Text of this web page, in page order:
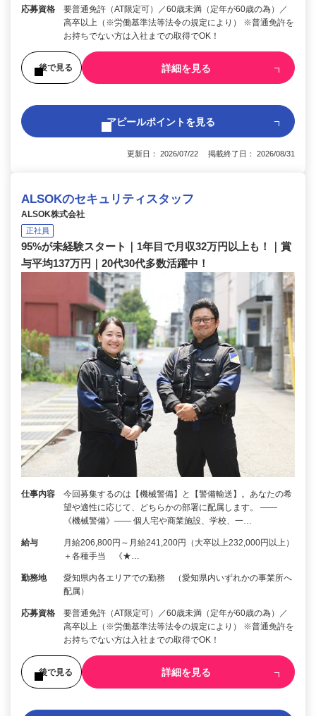
応募資格
要普通免許（AT限定可）／60歳未満（定年が60歳の為）／
高卒以上（※労働基準法等法令の規定により） ※普通免許を
お持ちでない方は入社までの取得でOK！
後で見る 詳細を見る
アピールポイントを見る
更新日： 2026/07/22 掲載終了日： 2026/08/31
ALSOKのセキュリティスタッフ
ALSOK株式会社
正社員
95%が未経験スタート｜1年目で月収32万円以上も！｜賞
与平均137万円｜20代30代多数活躍中！
仕事内容
今回募集するのは【機械警備】と【警備輸送】。あなたの希
望や適性に応じて、どちらかの部署に配属します。 ――
《機械警備》―― 個人宅や商業施設、学校、一…
給与
月給206,800円～月給241,200円（大卒以上232,000円以上）
＋各種手当 《★…
勤務地
愛知県内各エリアでの勤務 （愛知県内いずれかの事業所へ
配属）
応募資格
要普通免許（AT限定可）／60歳未満（定年が60歳の為）／
高卒以上（※労働基準法等法令の規定により） ※普通免許を
お持ちでない方は入社までの取得でOK！
後で見る 詳細を見る